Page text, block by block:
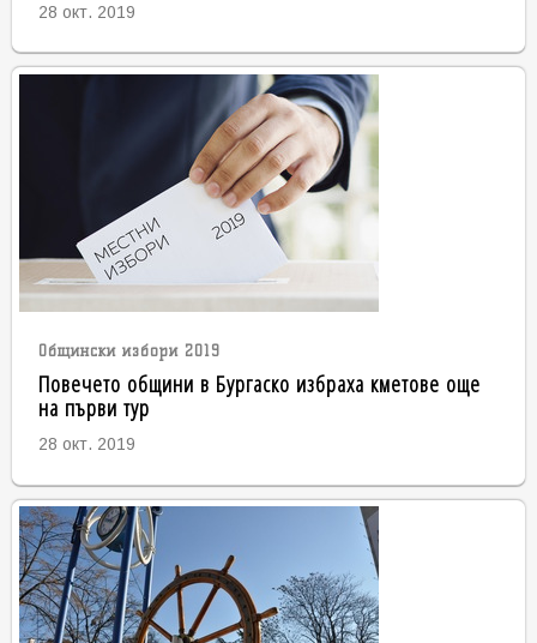
28 окт. 2019
Общински избори 2019
Повечето общини в Бургаско избраха кметове още
на първи тур
28 окт. 2019